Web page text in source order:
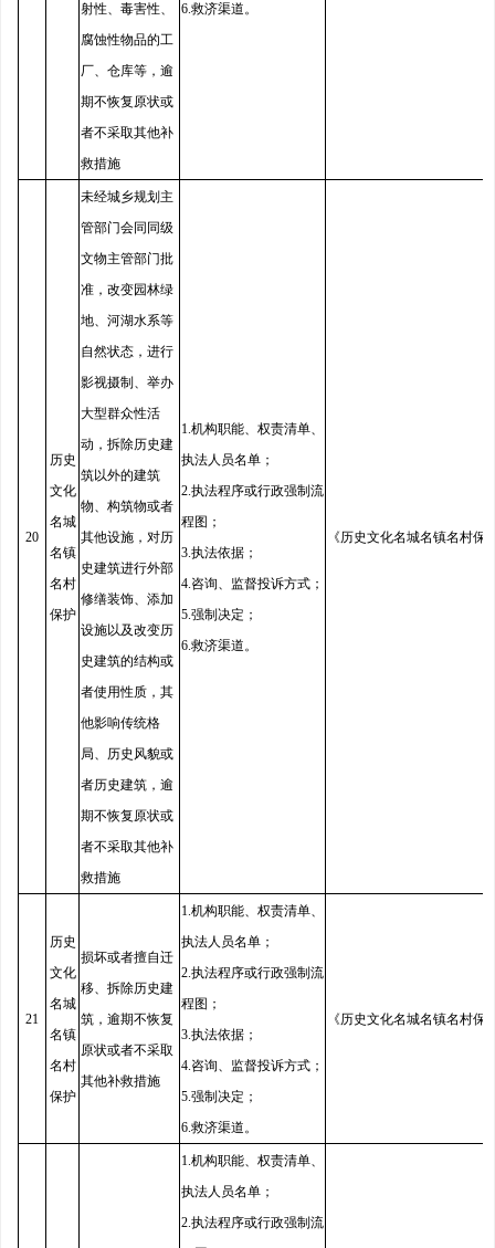
射性、毒害性、
腐蚀性物品的工
厂、仓库等，逾
期不恢复原状或
者不采取其他补
救措施
6.救济渠道。
20
历史
文化
名城
名镇
名村
保护
未经城乡规划主
管部门会同同级
文物主管部门批
准，改变园林绿
地、河湖水系等
自然状态，进行
影视摄制、举办
大型群众性活
动，拆除历史建
筑以外的建筑
物、构筑物或者
其他设施，对历
史建筑进行外部
修缮装饰、添加
设施以及改变历
史建筑的结构或
者使用性质，其
他影响传统格
局、历史风貌或
者历史建筑，逾
期不恢复原状或
者不采取其他补
救措施
1.机构职能、权责清单、
执法人员名单；
2.执法程序或行政强制流
程图；
3.执法依据；
4.咨询、监督投诉方式；
5.强制决定；
6.救济渠道。
《历史文化名城名镇名村保
21
历史
文化
名城
名镇
名村
保护
损坏或者擅自迁
移、拆除历史建
筑，逾期不恢复
原状或者不采取
其他补救措施
1.机构职能、权责清单、
执法人员名单；
2.执法程序或行政强制流
程图；
3.执法依据；
4.咨询、监督投诉方式；
5.强制决定；
6.救济渠道。
《历史文化名城名镇名村保
1.机构职能、权责清单、
执法人员名单；
2.执法程序或行政强制流